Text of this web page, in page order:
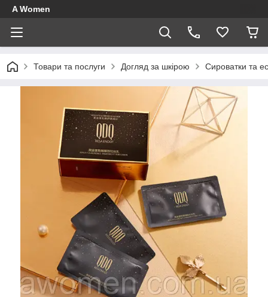
A Women
Товари та послуги Догляд за шкірою Сироватки та